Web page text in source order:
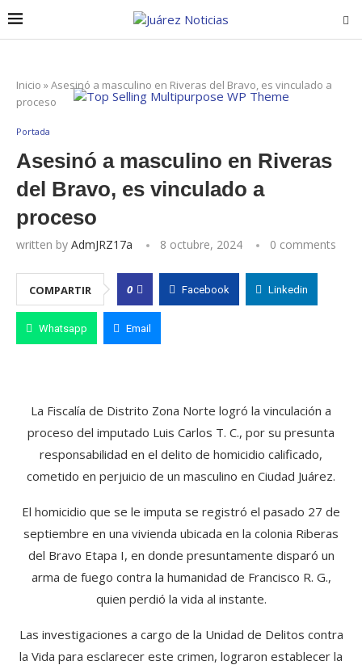
Inicio »Asesinó a masculino en Riveras del Bravo, es vinculado a
proceso
Portada
Asesinó a masculino en Riveras
del Bravo, es vinculado a
proceso
written by AdmJRZ17a 8 octubre, 2024 0 comments
COMPARTIR 0 Facebook Linkedin
Whatsapp Email
La Fiscalía de Distrito Zona Norte logró la vinculación a
proceso del imputado Luis Carlos T. C., por su presunta
responsabilidad en el delito de homicidio calificado,
cometido en perjuicio de un masculino en Ciudad Juárez.
El homicidio que se le imputa se registró el pasado 27 de
septiembre en una vivienda ubicada en la colonia Riberas
del Bravo Etapa I, en donde presuntamente disparó un
arma de fuego contra la humanidad de Francisco R. G.,
quien perdió la vida al instante.
Las investigaciones a cargo de la Unidad de Delitos contra
la Vida para esclarecer este crimen, lograron establecer la